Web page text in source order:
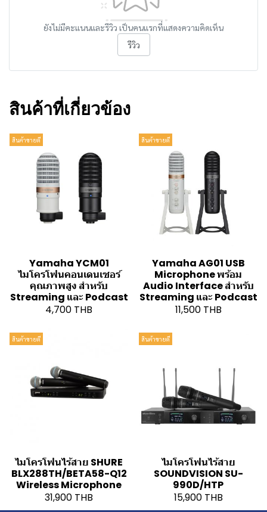
ยังไม่มีคะแนนและรีวิว เป็นคนแรกที่แสดงความคิดเห็น
รีวิว
สินค้าที่เกี่ยวข้อง
สินค้าขายดี
Yamaha YCM01
ไมโครโฟนคอนเดนเซอร์
คุณภาพสูง สำหรับ
Streaming และ Podcast
4,700 THB
สินค้าขายดี
Yamaha AG01 USB
Microphone พร้อม
Audio Interface สำหรับ
Streaming และ Podcast
11,500 THB
สินค้าขายดี
ไมโครโฟนไร้สาย SHURE
BLX288TH/BETA58-Q12
Wireless Microphone
31,900 THB
สินค้าขายดี
ไมโครโฟนไร้สาย
SOUNDVISION SU-
990D/HTP
15,900 THB